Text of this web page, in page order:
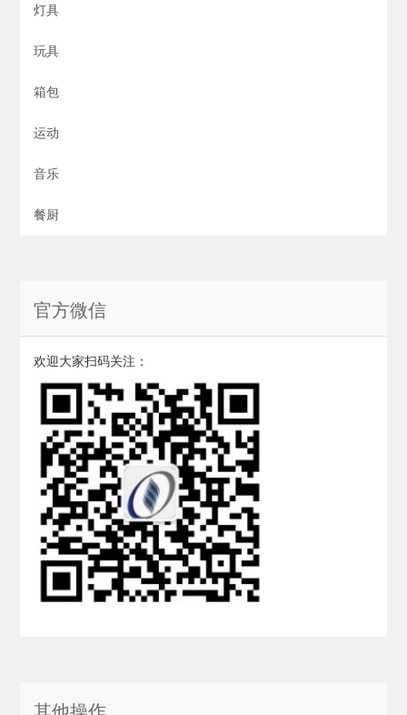
灯具
玩具
箱包
运动
音乐
餐厨
官方微信
欢迎大家扫码关注：